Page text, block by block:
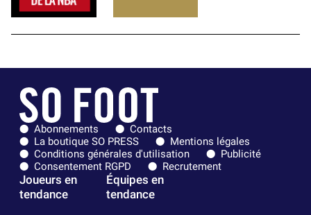
Abonnements
Contacts
La boutique SO PRESS
Mentions légales
Conditions générales d'utilisation
Publicité
Consentement RGPD
Recrutement
Joueurs en
tendance
Équipes en
tendance